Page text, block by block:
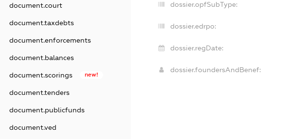
document.court
document.taxdebts
document.enforcements
document.balances
document.scorings new!
document.tenders
document.publicfunds
document.ved
dossier.opfSubType:
dossier.edrpo:
dossier.regDate:
dossier.foundersAndBenef: